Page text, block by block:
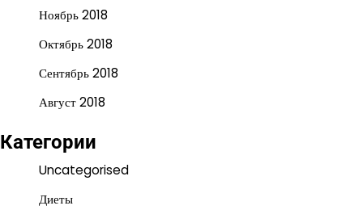
Ноябрь 2018
Октябрь 2018
Сентябрь 2018
Август 2018
Категории
Uncategorised
Диеты